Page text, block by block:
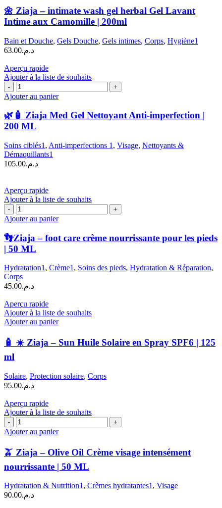
Ziaja
–
intimate
gel
herbal
Lavant
Intime
aux
Camomille
200ml
🌼 Ziaja – intimate wash gel herbal Gel Lavant
Intime aux Camomille | 200ml
Bain et Douche, Gels Douche, Gels intimes, Corps, Hygiène1
د.م.63.00
Aperçu rapide
Ajouter à la liste de souhaits
quantité
de
🧴
Ziaja
Med
Nettoyant
Anti-
imperfection
ML
Ajouter au panier
🌿🧴 Ziaja Med Gel Nettoyant Anti-imperfection |
200 ML
Soins ciblés1 , Anti-imperfections 1 , Visage, Nettoyants &
Démaquillants1
د.م.105.00
Aperçu rapide
Ajouter à la liste de souhaits
quantité
de
Ziaja
–
foot
crème
nourrissante
pour
pieds
|
50
Ajouter au panier
👣Ziaja – foot care crème nourrissante pour les pieds
| 50 ML
Hydratation1, Crème1, Soins des pieds, Hydratation & Réparation,
Corps
د.م.45.00
Aperçu rapide
Ajouter à la liste de souhaits
Ajouter au panier
🧴 ☀️ Ziaja – Sun Huile Solaire en Spray SPF6 | 125
ml
Solaire, Protection solaire, Corps
د.م.95.00
Aperçu rapide
Ajouter à la liste de souhaits
quantité
de
Ziaja
Olive
Crème
visage
Ajouter au panier
🫒 Ziaja – Olive Oil Crème visage intensément
nourrissante | 50 ML
Hydratation & Nutrition1 , Crèmes hydratantes1 , Visage
د.م.90.00